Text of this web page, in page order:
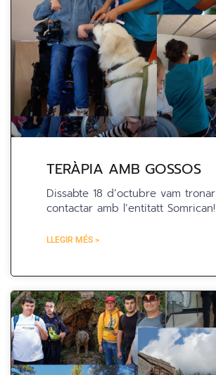
TERÀPIA AMB GOSSOS
Dissabte 18 d’octubre vam
contactar amb l’entitatt Somrican!
LLEGIR MÉS >